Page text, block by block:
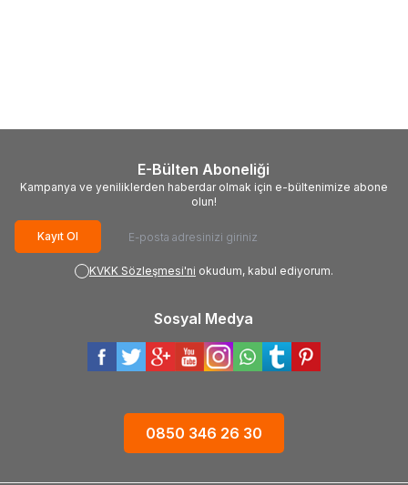
E-Bülten Aboneliği
Kampanya ve yeniliklerden haberdar olmak için e-bültenimize abone
olun!
Kayıt Ol
KVKK Sözleşmesi'ni okudum, kabul ediyorum.
Sosyal Medya
0850 346 26 30